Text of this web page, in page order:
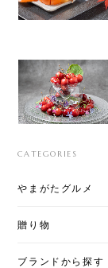
CATEGORIES
やまがたグルメ
贈り物
ブランドから探す